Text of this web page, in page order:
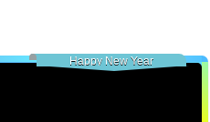
Happy New Year